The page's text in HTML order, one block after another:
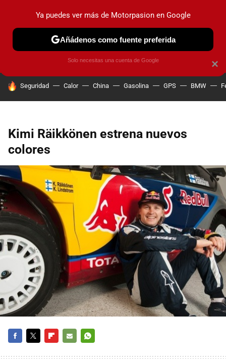
PRUEBAS COCHES ELÉCTRICOS OBSERVATORIO
HOY SE HABLA DE
Seguridad Calor China Gasolina GPS BMW
Kimi Räikkönen estrena nuevos
colores
×
Ya puedes ver más de Motorpasion en Google
Añádenos como fuente preferida
Solo necesitas una cuenta de Google